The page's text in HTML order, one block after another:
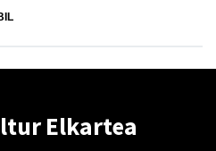
Elkartea